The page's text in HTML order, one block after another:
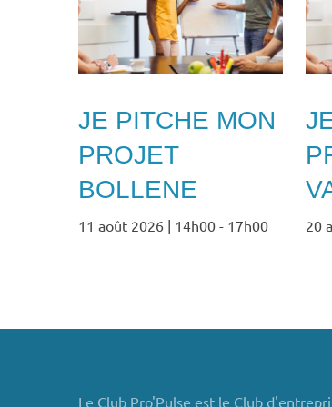
JE PITCHE MON
PROJET
BOLLENE
11 août 2026 | 14h00 - 17h00 20
Le Club Pro'Pulse est le Club